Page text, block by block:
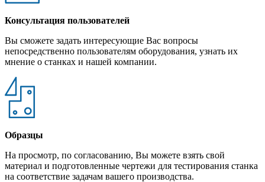
Консультация пользователей
Вы сможете задать интересующие Вас вопросы
непосредственно пользователям оборудования, узнать их
мнение о станках и нашей компании.
Образцы
На просмотр, по согласованию, Вы можете взять свой
материал и подготовленные чертежи для тестирования станка
на соответствие задачам вашего производства.